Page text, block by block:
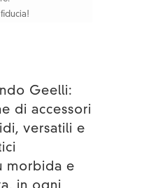
Geelli:
di accessori
versatili e
morbida e